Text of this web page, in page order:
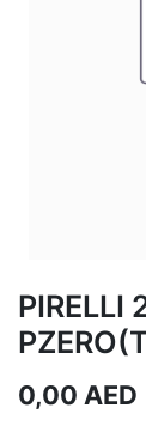
PIRELLI
0,00 AED